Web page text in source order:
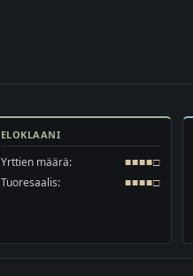
ELOKLAANI
Yrttien määrä:
■■■■□
Tuoresaalis:
■■■■□